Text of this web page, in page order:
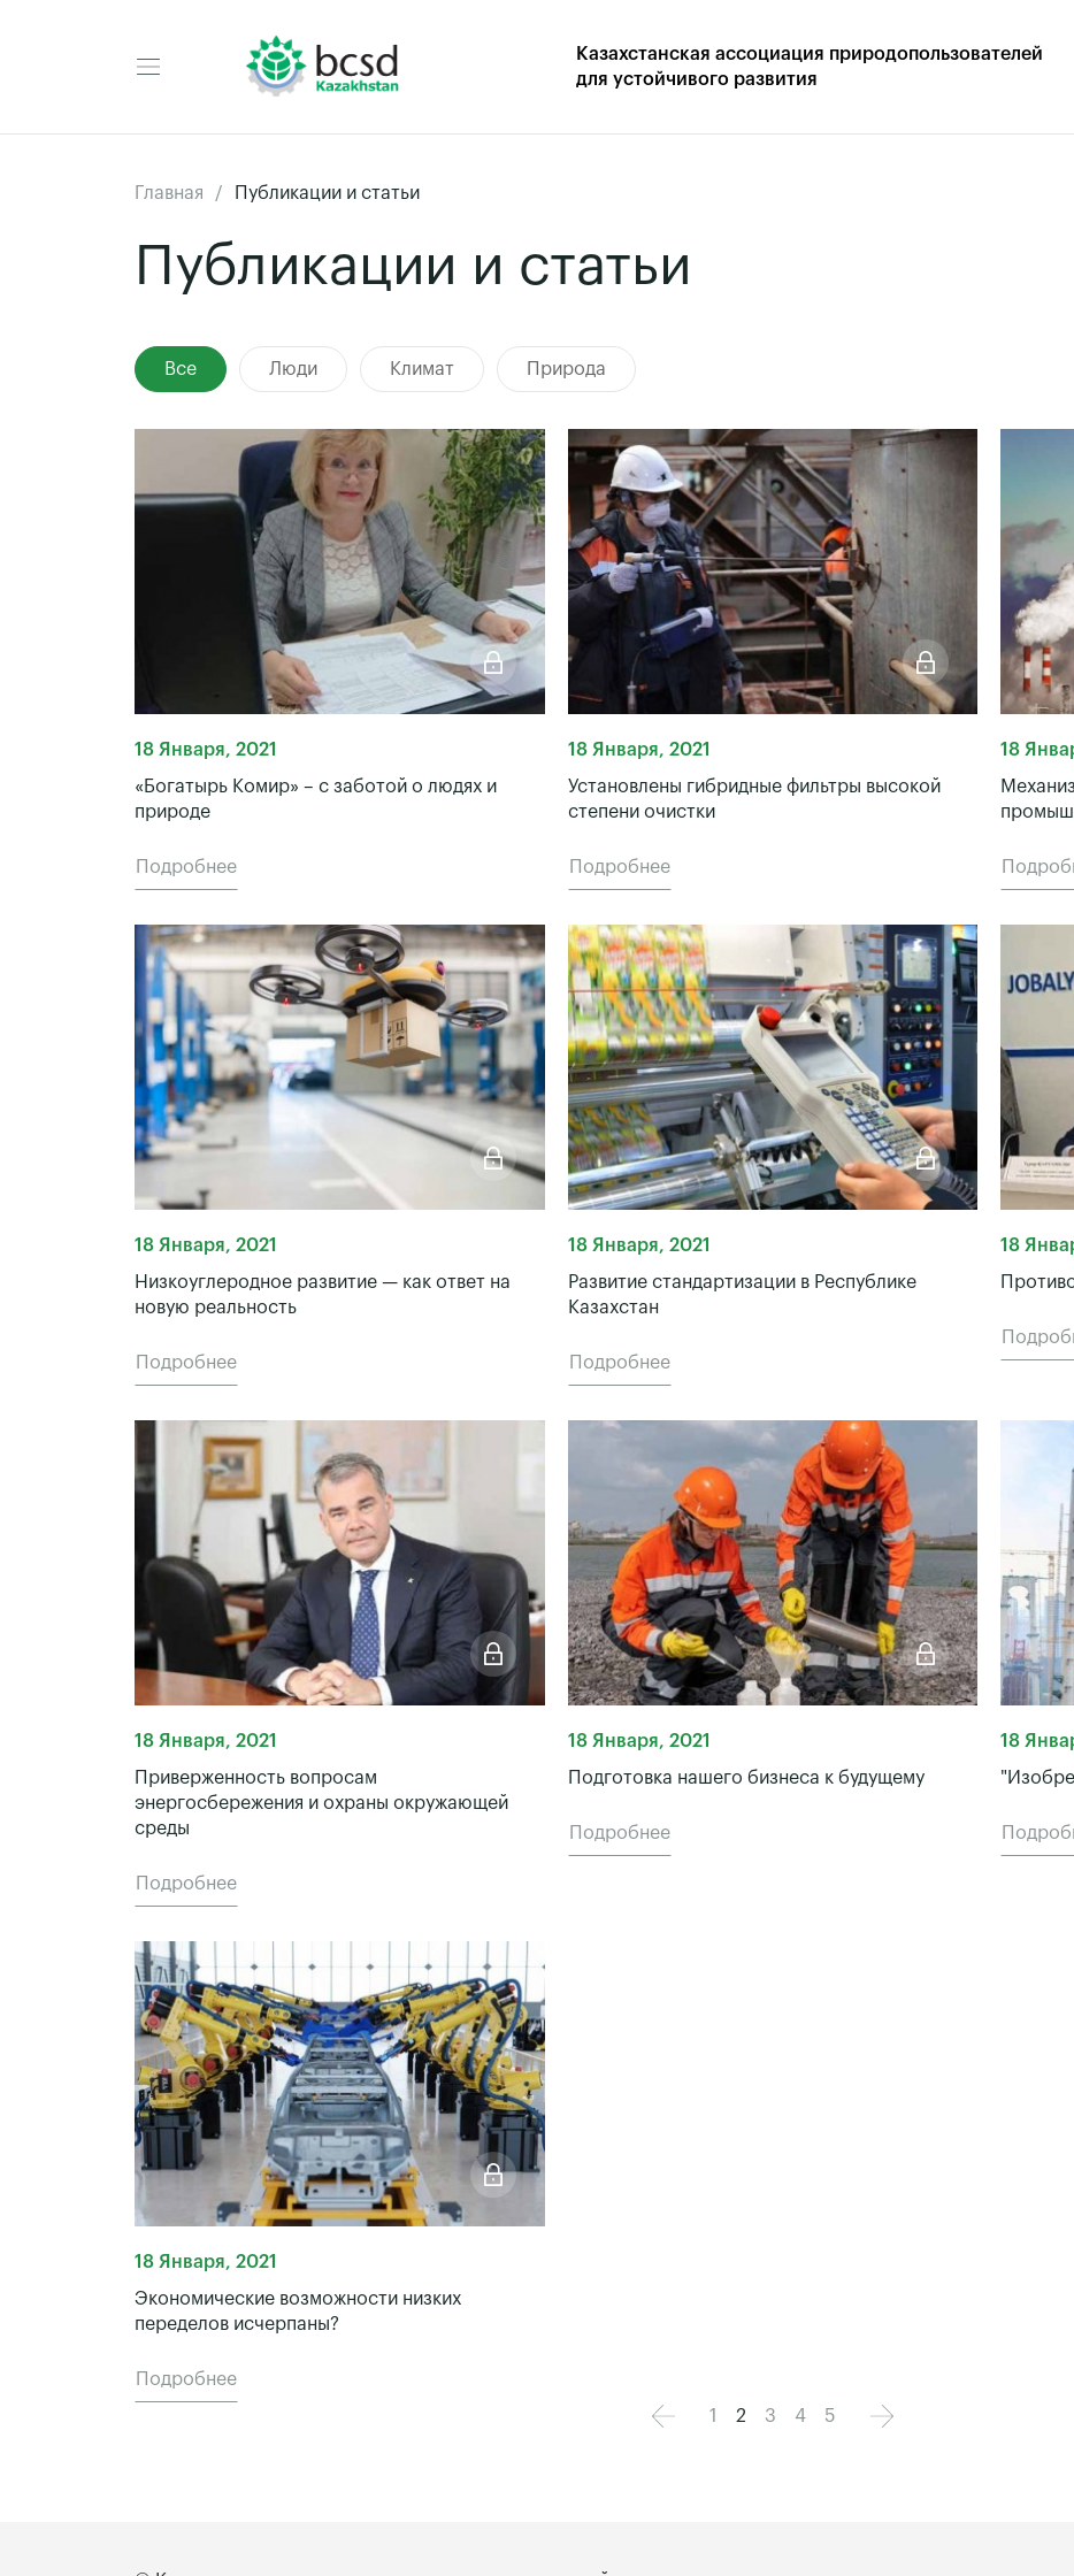
Казахстанская ассоциация природопользователей
для устойчивого развития
Главная Публикации и статьи
Публикации и статьи
Все Люди Климат Природа
18 Января, 2021
«Богатырь Комир» – с заботой о людях и
природе
Подробнее
18 Января, 2021
Установлены гибридные фильтры высокой
степени очистки
Подробнее
18
18 Января, 2021
Низкоуглеродное развитие — как ответ на
новую реальность
Подробнее
18 Января, 2021
Развитие стандартизации в Республике
Казахстан
Подробнее
18
18 Января, 2021
Приверженность вопросам
энергосбережения и охраны окружающей
среды
Подробнее
18 Января, 2021
Подготовка нашего бизнеса к будущему
Подробнее
18
18 Января, 2021
Экономические возможности низких
переделов исчерпаны?
Подробнее
1
2 3 4 5